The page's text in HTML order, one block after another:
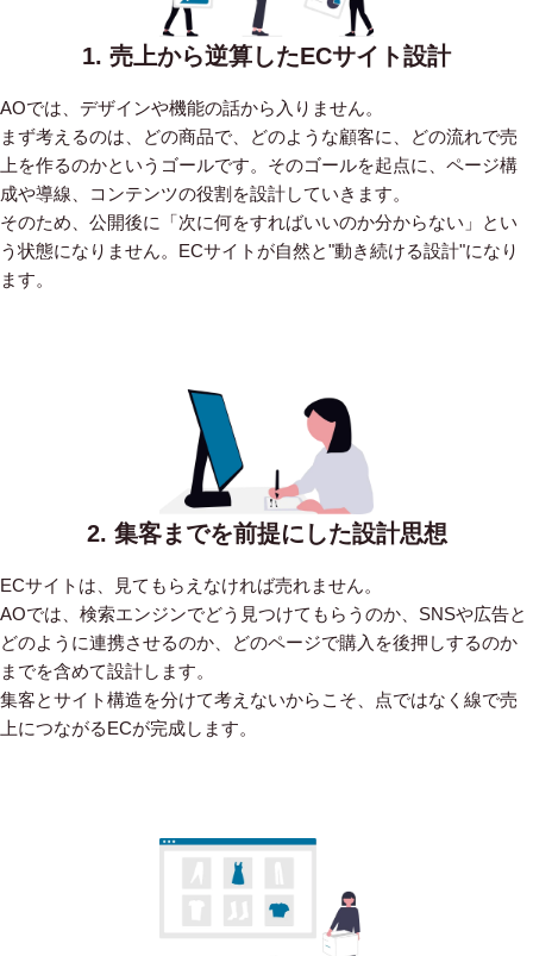
1. 売上から逆算したECサイト設計
AOでは、デザインや機能の話から入りません。
まず考えるのは、どの商品で、どのような顧客に、どの流れで売
上を作るのかというゴールです。そのゴールを起点に、ページ構
成や導線、コンテンツの役割を設計していきます。
そのため、公開後に「次に何をすればいいのか分からない」とい
う状態になりません。ECサイトが自然と"動き続ける設計"になり
ます。
2. 集客までを前提にした設計思想
ECサイトは、見てもらえなければ売れません。
AOでは、検索エンジンでどう見つけてもらうのか、SNSや広告と
どのように連携させるのか、どのページで購入を後押しするのか
までを含めて設計します。
集客とサイト構造を分けて考えないからこそ、点ではなく線で売
上につながるECが完成します。